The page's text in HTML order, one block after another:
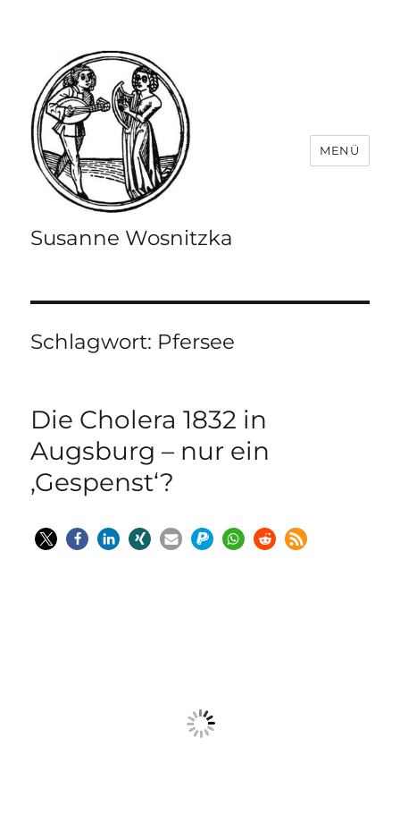
Susanne Wosnitzka
MENÜ
Schlagwort: Pfersee
Die Cholera 1832 in
Augsburg – nur ein
‚Gespenst‘?